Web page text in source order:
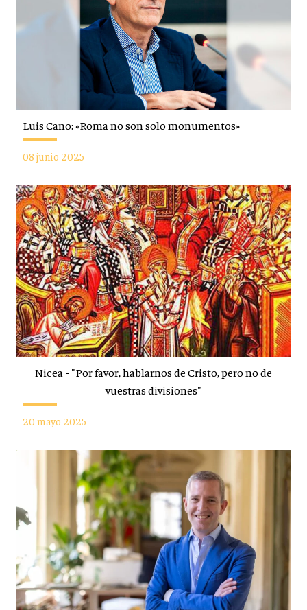
Luis Cano: «Roma no son solo monumentos»
08 junio 2025
Nicea - "Por favor, hablarnos de Cristo, pero no de
vuestras divisiones"
20 mayo 2025